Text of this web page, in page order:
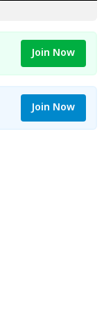
Join Now
Join Now